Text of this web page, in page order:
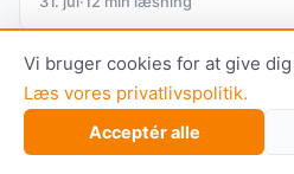
Vi bruger cookies for at give
Læs vores privatlivspolitik.
Acceptér alle